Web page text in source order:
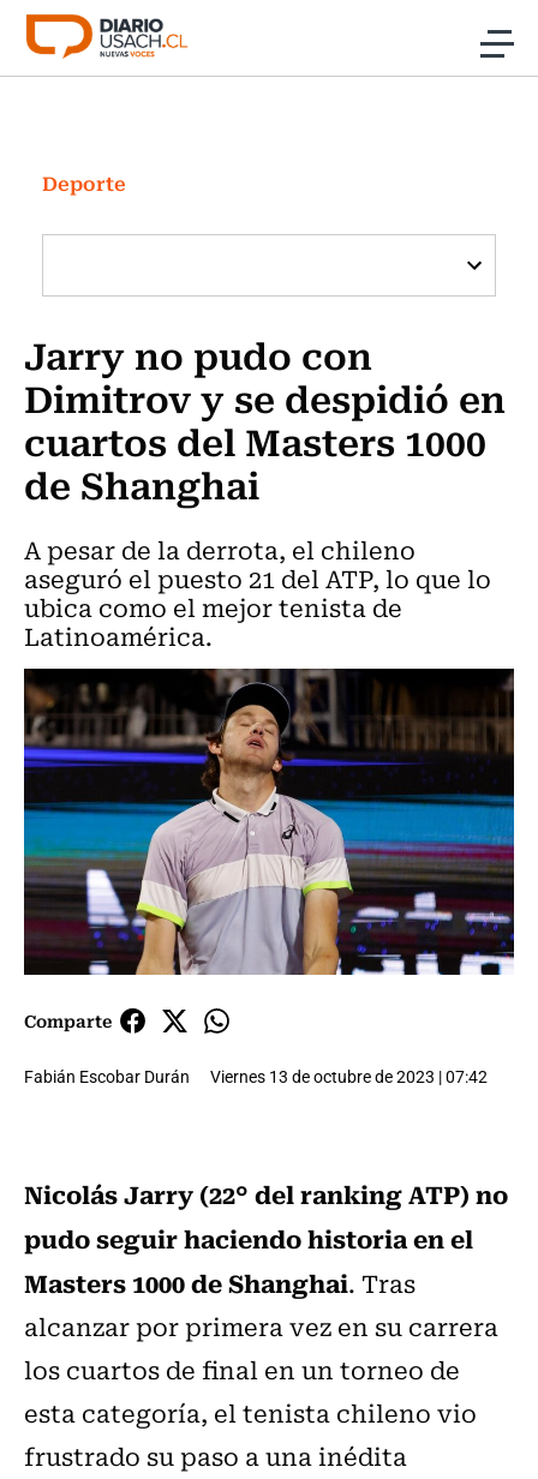
Click acá para ir directamente al contenido
Investigación
Cultura
Programas Radio y TV Usach
Deporte
Jarry no pudo con
Dimitrov y se despidió en
cuartos del Masters 1000
de Shanghai
A pesar de la derrota, el chileno
aseguró el puesto 21 del ATP, lo que lo
ubica como el mejor tenista de
Latinoamérica.
Comparte
Fabián Escobar Durán Viernes 13 de octubre de 2023 | 07:42
Nicolás Jarry (22° del ranking ATP) no
pudo seguir haciendo historia en el
Masters 1000 de Shanghai. Tras
alcanzar por primera vez en su carrera
los cuartos de final en un torneo de
esta categoría, el tenista chileno vio
frustrado su paso a una inédita